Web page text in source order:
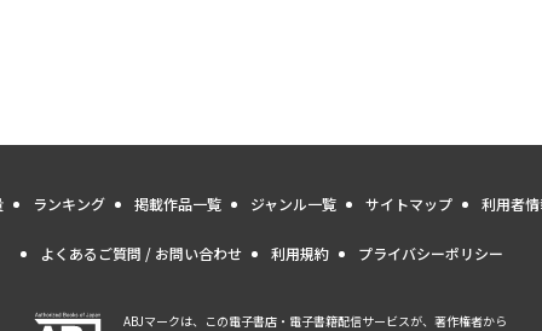
ランキング 掲載作品一覧 ジャンル一覧 サイトマップ 利用者
よくあるご質問 / お問い合わせ 利用規約 プライバシーポリシー
ABJマークは、この電子書店・電子書籍配信サービスが、著作権者から